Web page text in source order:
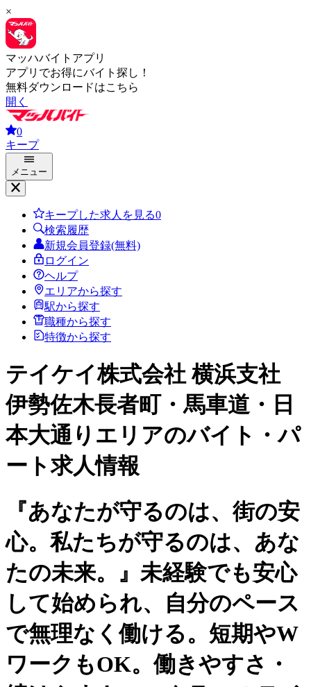
×
マッハバイトアプリ
アプリでお得にバイト探し！
無料ダウンロードはこちら
開く
0
キープ
メニュー
キープした求人を見る0
検索履歴
新規会員登録(無料)
ログイン
ヘルプ
エリアから探す
駅から探す
職種から探す
特徴から探す
テイケイ株式会社 横浜支社
伊勢佐木長者町・馬車道・日
本大通りエリアのバイト・パ
ート求人情報
『あなたが守るのは、街の安
心。私たちが守るのは、あな
たの未来。』未経験でも安心
して始められ、自分のペース
で無理なく働ける。短期やW
ワークもOK。働きやすさ・